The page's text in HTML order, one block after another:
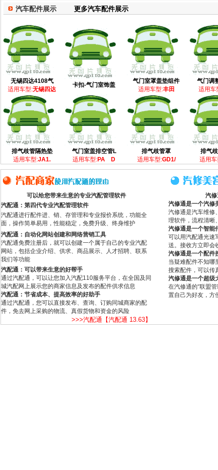
汽车配件展示 更多汽车配件展示
无锡四达4108气
适用车型:无锡四达
卡扣-气门室饰盖
气门室罩盖垫组件
适用车型:丰田
气门调
适用车
排气歧管隔热垫
适用车型:JA1.
气门室盖排空管L
适用车型:PA D
排气歧管罩
适用车型:GD1/
排气
适用车
可以给您带来生意的专业汽配管理软件
汽配通：第四代专业汽配管理软件
汽配通进行配件进、销、存管理和专业报价系统，功能全
面，操作简单易用，性能稳定，免费升级、终身维护
汽配通：自动化网站创建和网络营销工具
汽配通免费注册后，就可以创建一个属于自己的专业汽配
网站，包括企业介绍、供求、商品展示、人才招聘、联系
我们等功能
汽配通：可以带来生意的好帮手
通过汽配通，可以让您加入汽配110服务平台，在全国及同
城汽配网上展示您的商家信息及发布的配件供求信息
汽配通：节省成本、提高效率的好助手
通过汽配通，您可以直接发布、查询、订购同城商家的配
件，免去网上采购的物流、真假货物和资金的风险
>>>汽配通【汽配通 13.63】
汽
汽修通是一个汽修
汽修通是汽车维修
理软件，流程清晰
汽修通是一个智能
可以用汽配通光速
送。接收方立即会
汽修通是一个配件
当疑难配件不知哪
搜索配件，可以传
汽修通是一个超级
在汽修通的“联盟
置自己为好友，方